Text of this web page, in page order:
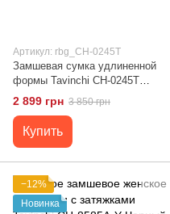
Артикул: rbg_CH-0245T
Замшевая сумка удлиненной
формы Tavinchi CH-0245T
олива
2 899 грн 3 850 грн
Купить
−12%
Новинка